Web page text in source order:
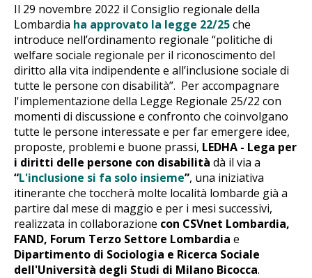
Il 29 novembre 2022 il Consiglio regionale della
Lombardia ha approvato la legge 22/25che
introduce nell’ordinamento regionale “politiche di
welfare sociale regionale per il riconoscimento del
diritto alla vita indipendente e all’inclusione sociale di
tutte le persone con disabilità”. Per accompagnare
l'implementazione della Legge Regionale 25/22 con
momenti di discussione e confronto che coinvolgano
tutte le persone interessate e per far emergere idee,
proposte, problemi e buone prassi, LEDHA - Lega per
i diritti delle persone con disabilità dà il via a
“L'inclusione si fa solo insieme”, una iniziativa
itinerante che toccherà molte località lombarde già a
partire dal mese di maggio e per i mesi successivi,
realizzata in collaborazione con CSVnet Lombardia,
FAND, Forum Terzo Settore Lombardia e
Dipartimento di Sociologia e Ricerca Sociale
dell'Università degli Studi di Milano Bicocca.